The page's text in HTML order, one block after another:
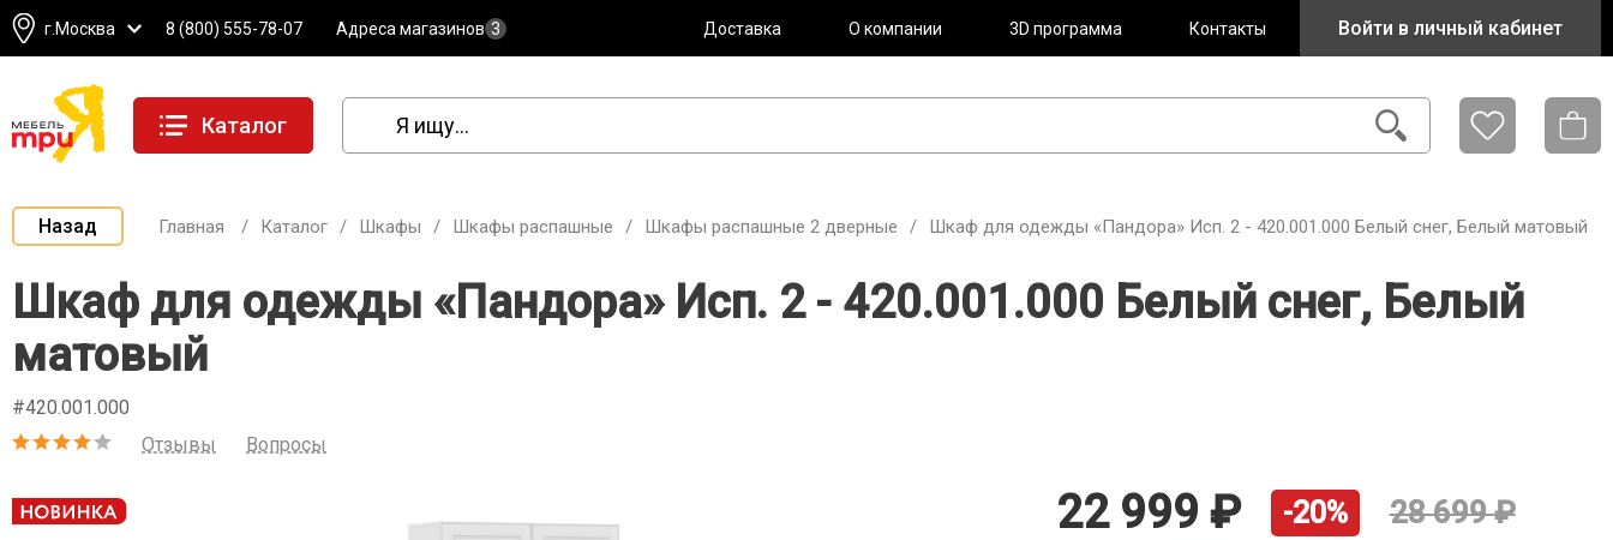
г.Москва 8 (800) 555-78-07 Адреса магазинов 3 Доставка О компании 3D программа Контакты Войти в личный кабинет
Каталог
Назад Главная / Каталог / Шкафы / Шкафы распашные / Шкафы распашные 2 дверные / Шкаф для одежды «Пандора» Исп. 2 - 420.001.000 Белый снег, Белый матовый
Шкаф для одежды «Пандора» Исп. 2 - 420.001.000 Белый снег, Белый
матовый
#420.001.000
Отзывы
Вопросы
22 999 -20% 28 699